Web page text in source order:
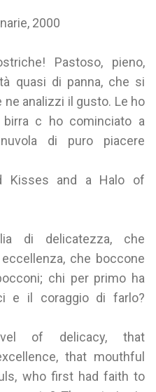
2000
Pastoso, pieno,
quasi di panna, che si
analizzi il gusto. Le ho
birra c ho cominciato a
di puro piacere
Kisses and a Halo of
di delicatezza, che
che boccone
chi per primo ha
e il coraggio di farlo?
of delicacy, that
that mouthful
who first had faith to